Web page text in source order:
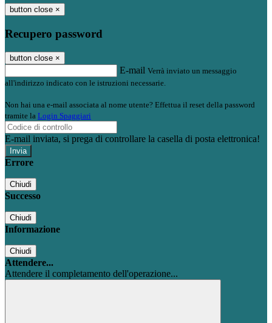
button close ×
Recupero password
button close ×
E-mail Verrà inviato un messaggio
all'indirizzo indicato con le istruzioni necessarie.
Non hai una e-mail associata al nome utente? Effettua il reset della password
tramite la Login Spaggiari
E-mail inviata, si prega di controllare la casella di posta elettronica!
Errore
Chiudi
Successo
Chiudi
Informazione
Chiudi
Attendere...
Attendere il completamento dell'operazione...